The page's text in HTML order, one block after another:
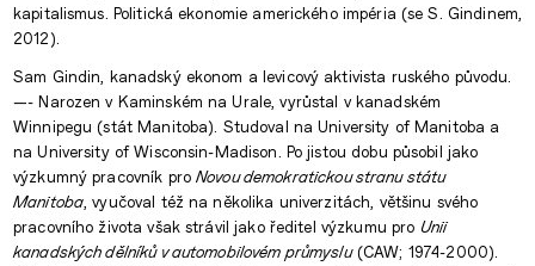
kapitalismus. Politická ekonomie amerického impéria (se S. Gindinem,
2012).
Sam Gindin, kanadský ekonom a levicový aktivista ruského původu.
—- Narozen v Kaminském na Urale, vyrůstal v kanadském
Winnipegu (stát Manitoba). Studoval na University of Manitoba a
na University of Wisconsin-Madison. Po jistou dobu působil jako
výzkumný pracovník proNovou demokratickou stranu státu
Manitoba , vyučoval též na několika univerzitách, většinu svého
pracovního života však strávil jako ředitel výzkumu pro Unii
kanadských dělníků v automobilovém průmyslu(CAW; 1974-2000).